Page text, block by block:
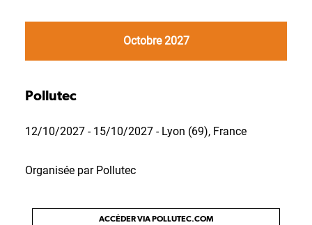
Octobre 2027
Pollutec
12/10/2027 - 15/10/2027 - Lyon (69), France
Organisée par Pollutec
ACCÉDER VIA POLLUTEC.COM